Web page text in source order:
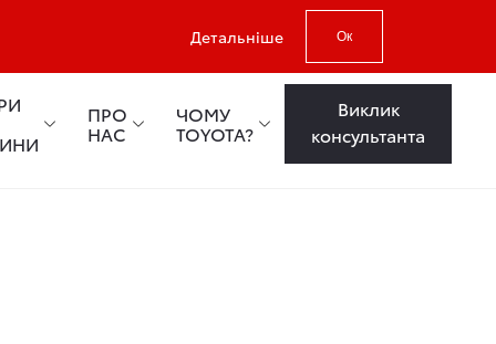
Детальніше Ок
ПРО
НАС
ЧОМУ
TOYOTA?
Виклик
консультанта